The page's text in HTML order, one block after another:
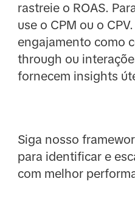
rastreie o ROAS.
use o CPM ou o
engajamento como
through ou
fornecem insights
Siga nosso
para identificar e
com melhor